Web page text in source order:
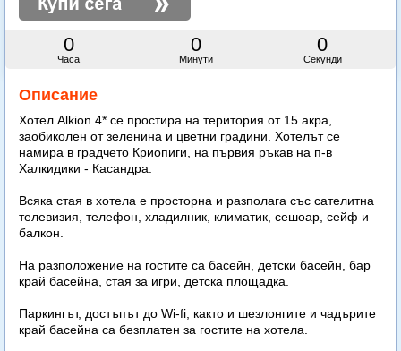
0
Часа
0
Минути
0
Секунди
Описание
Хотел Alkion 4* се простира на територия от 15 акра,
заобиколен от зеленина и цветни градини. Хотелът се
намира в градчето Криопиги, на първия ръкав на п-в
Халкидики - Касандра.
Всяка стая в хотела е просторна и разполага със сателитна
телевизия, телефон, хладилник, климатик, сешоар, сейф и
балкон.
На разположение на гостите са басейн, детски басейн, бар
край басейна, стая за игри, детска площадка.
Паркингът, достъпът до Wi-fi, както и шезлонгите и чадърите
край басейна са безплатен за гостите на хотела.